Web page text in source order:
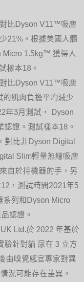
比Dyson V11™吸塵
21%。根據美國人體
Micro 1.5kg™ 獲得人
樣本18。
比Dyson V11™吸塵
的肌肉負擔平均減少
年3月測試， Dyson
證。測試樣本18。
對比非Dyson Digital
Slim輕量無線吸塵
自於持機器的手，另
，測試時間2021年5
系列和Dyson Micro
認證。
Ltd.於 2022 年基於
驗針對貓 尿在 3 立方
由嗅覺感官專家對異
況可能存在差異。